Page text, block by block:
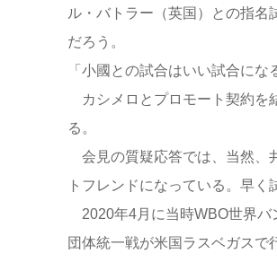
ル・バトラー（英国）との指
だろう。
「小國との試合はいい試合にな
カシメロとプロモート契約を
る。
会見の質疑応答では、当然、
トフレンドになっている。早
2020年4月に当時WBO世界バ
団体統一戦が米国ラスベガスで